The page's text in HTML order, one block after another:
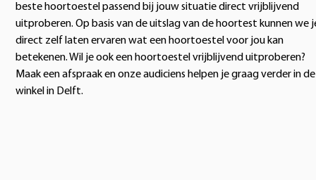
beste hoortoestel passend bij jouw situatie direct vrijblijvend
uitproberen. Op basis van de uitslag van de hoortest kunnen we
direct zelf laten ervaren wat een hoortoestel voor jou kan
betekenen. Wil je ook een hoortoestel vrijblijvend uitproberen?
Maak een afspraak en onze audiciens helpen je graag verder in de
winkel in Delft.